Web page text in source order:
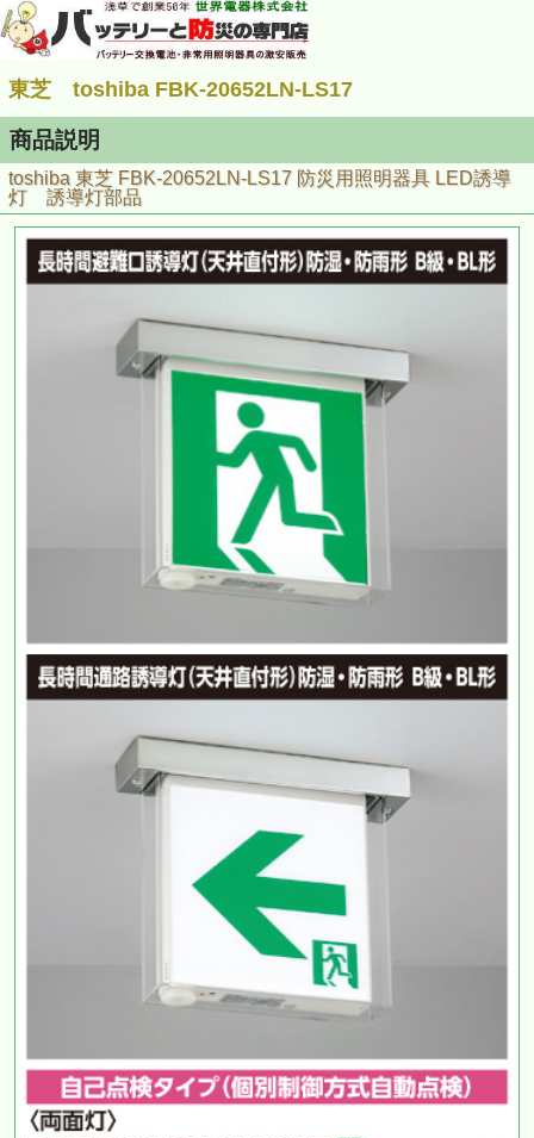
東芝 toshiba FBK-20652LN-LS17
商品説明
toshiba 東芝 FBK-20652LN-LS17 防災用照明器具 LED誘導
灯 誘導灯部品